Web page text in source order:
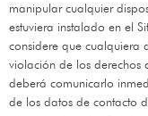
manipular cualquier
estuviera instalado en el
considere que cualquiera
violación de los derechos
deberá comunicarlo
de los datos de contacto